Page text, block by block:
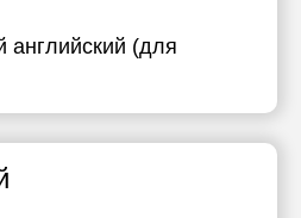
английский (для